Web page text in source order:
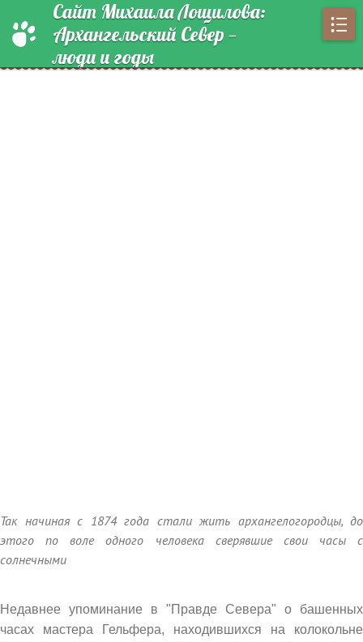
Сайт Михаила Лощилова:
Архангельский Север —
люди и годы
Так начиная с 1874 года стали жить архангелогородцы, до
этого по воле одного человека сверявшие свои часы с
солнечными
Недавнее упоминание в "Правде Севера" о башенных
часах мастера Гельфера, находившихся на колокольне